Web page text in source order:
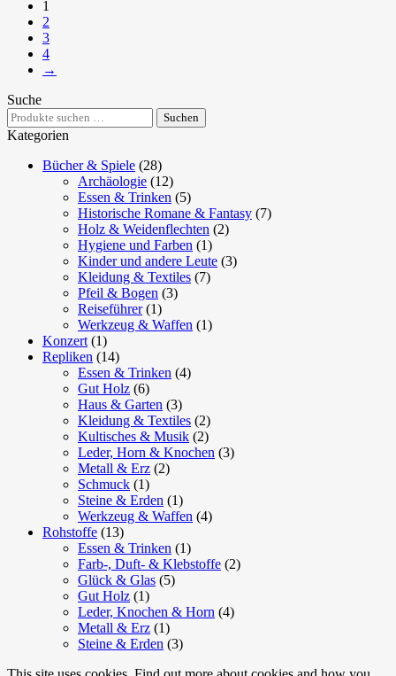
1
2
3
4
→
Suche
Suchen
nach:
Suchen
Kategorien
Bücher & Spiele (28)
Archäologie (12)
Essen & Trinken (5)
Historische Romane & Fantasy (7)
Holz & Weidenflechten (2)
Hygiene und Farben (1)
Kinder und andere Leute (3)
Kleidung & Textiles (7)
Pfeil & Bogen (3)
Reiseführer (1)
Werkzeug & Waffen (1)
Konzert (1)
Repliken (14)
Essen & Trinken (4)
Gut Holz (6)
Haus & Garten (3)
Kleidung & Textiles (2)
Kultisches & Musik (2)
Leder, Horn & Knochen (3)
Metall & Erz (2)
Schmuck (1)
Steine & Erden (1)
Werkzeug & Waffen (4)
Rohstoffe (13)
Essen & Trinken (1)
Farb-, Duft- & Klebstoffe (2)
Glück & Glas (5)
Gut Holz (1)
Leder, Knochen & Horn (4)
Metall & Erz (1)
Steine & Erden (3)